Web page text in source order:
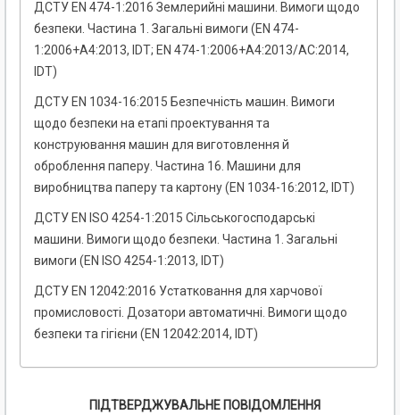
ДСТУ EN 474-1:2016 Землерийні машини. Вимоги щодо
безпеки. Частина 1. Загальні вимоги (EN 474-
1:2006+A4:2013, IDT; EN 474-1:2006+A4:2013/AC:2014,
IDT)
ДСТУ EN 1034-16:2015 Безпечність машин. Вимоги
щодо безпеки на етапі проектування та
конструювання машин для виготовлення й
оброблення паперу. Частина 16. Машини для
виробництва паперу та картону (EN 1034-16:2012, IDT)
ДСТУ EN ISO 4254-1:2015 Сільськогосподарські
машини. Вимоги щодо безпеки. Частина 1. Загальні
вимоги (EN ISO 4254-1:2013, IDT)
ДСТУ EN 12042:2016 Устатковання для харчової
промисловості. Дозатори автоматичні. Вимоги щодо
безпеки та гігієни (EN 12042:2014, IDT)
ПІДТВЕРДЖУВАЛЬНЕ ПОВІДОМЛЕННЯ